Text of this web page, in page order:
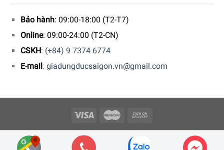
Bếp từ Miele KM 7897 FL được thiết kế với nhiều mức công
Di chuyển dụng cụ nấu nhẹ nhàng – SilentMove
kính được sử dụng làm mặt bếp giúp ngăn chặn bất kỳ
tiếng ồn khó chịu nào. Việc in từ bên dưới không chỉ tạo
nên kiểu dáng trang nhã mà còn có bề mặt cực kỳ nhẵn
Bảo hành: 09:00-18:00 (T2-T7)
Online: 09:00-24:00 (T2-CN)
CSKH: (+84) 9 7374 6774
E-mail : giadungducsaigon.vn@gmail.com
Copyright 2026 © Công ty Cổ phần Minh Housewares - ĐKKD số